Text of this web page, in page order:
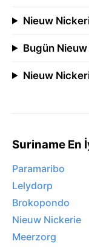
Nieuw
Bugün
Nieuw
Suriname En
Paramaribo
Lelydorp
Brokopondo
Nieuw Nickerie
Meerzorg